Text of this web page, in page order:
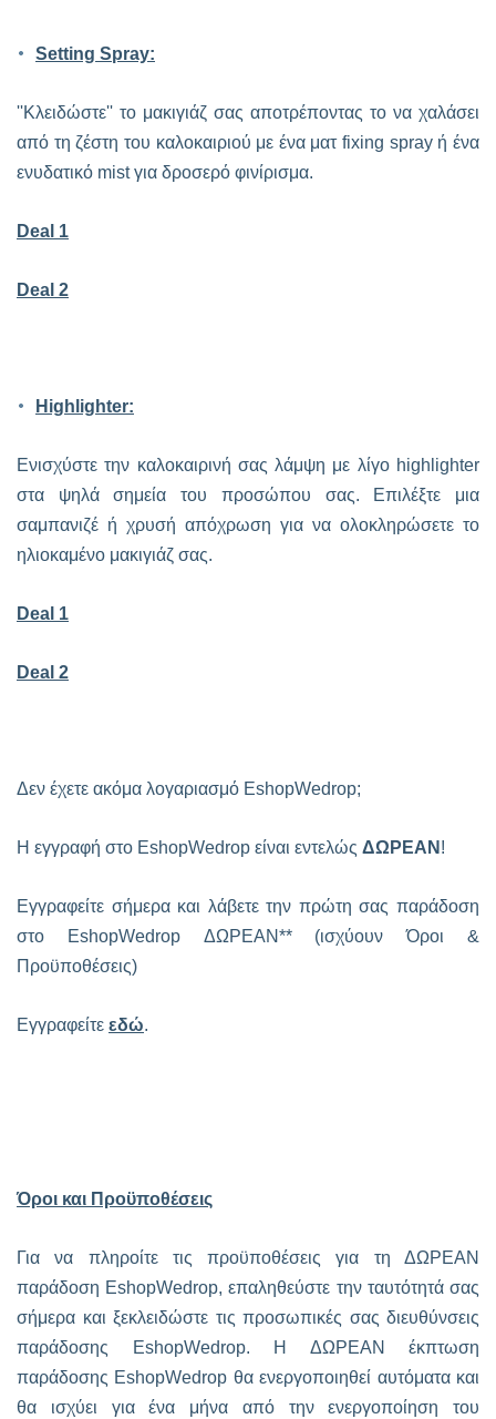
Setting Spray:
''Κλειδώστε'' το μακιγιάζ σας αποτρέποντας το να χαλάσει
από τη ζέστη του καλοκαιριού με ένα ματ fixing spray ή ένα
ενυδατικό mist για δροσερό φινίρισμα.
Deal 1
Deal 2
Highlighter:
Ενισχύστε την καλοκαιρινή σας λάμψη με λίγο highlighter
στα ψηλά σημεία του προσώπου σας. Επιλέξτε μια
σαμπανιζέ ή χρυσή απόχρωση για να ολοκληρώσετε το
ηλιοκαμένο μακιγιάζ σας.
Deal 1
Deal 2
Δεν έχετε ακόμα λογαριασμό EshopWedrop;
Η εγγραφή στο EshopWedrop είναι εντελώς ΔΩΡΕΑΝ !
Εγγραφείτε σήμερα και λάβετε την πρώτη σας παράδοση
στο EshopWedrop ΔΩΡΕΑΝ** (ισχύουν Όροι &
Προϋποθέσεις)
Εγγραφείτε εδώ.
Όροι και Προϋποθέσεις
Για να πληροίτε τις προϋποθέσεις για τη ΔΩΡΕΑΝ
παράδοση EshopWedrop, επαληθεύστε την ταυτότητά σας
σήμερα και ξεκλειδώστε τις προσωπικές σας διευθύνσεις
παράδοσης EshopWedrop. Η ΔΩΡΕΑΝ έκπτωση
παράδοσης EshopWedrop θα ενεργοποιηθεί αυτόματα και
θα ισχύει για ένα μήνα από την ενεργοποίηση του